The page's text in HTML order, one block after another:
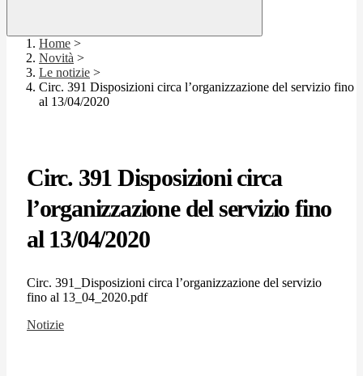
Home >
Novità >
Le notizie >
Circ. 391 Disposizioni circa l’organizzazione del servizio fino
al 13/04/2020
Circ. 391 Disposizioni circa
l’organizzazione del servizio fino
al 13/04/2020
Circ. 391_Disposizioni circa l’organizzazione del servizio
fino al 13_04_2020.pdf
Notizie